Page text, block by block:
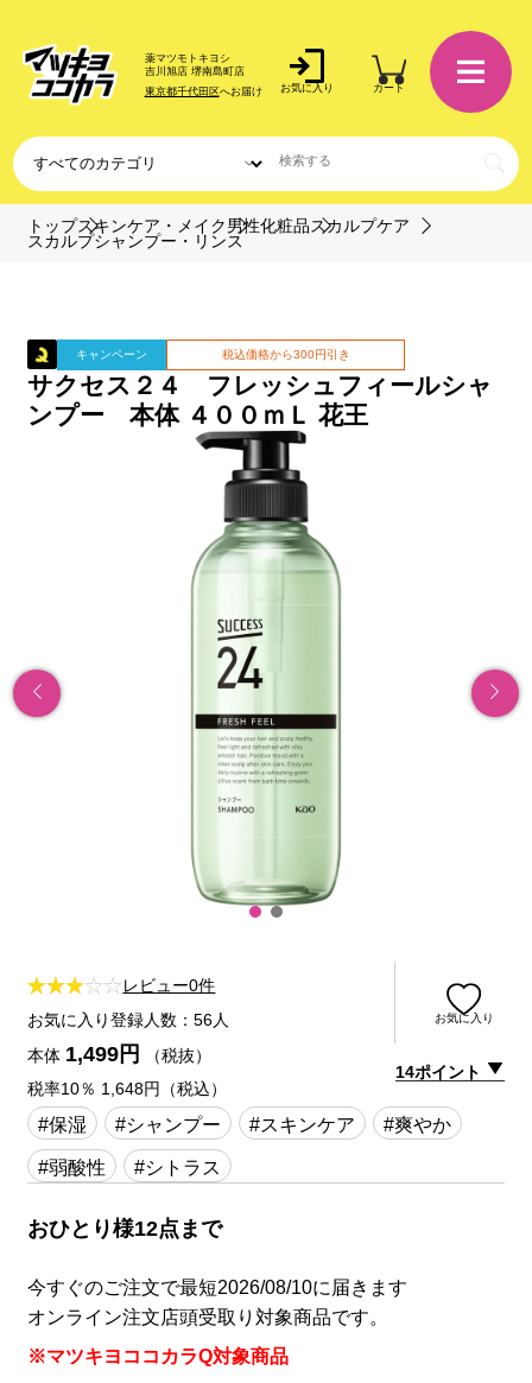
薬マツモトキヨシ
吉川旭店 堺南島町店
東京都千代田区へお届け お気に入り カート
トップスキンケア・メイク 男性化粧品 スカルプケア
スカルプシャンプー・リンス
キャンペーン 税込価格から300円引き
サクセス２４ フレッシュフィールシャ
ンプー 本体 ４００ｍＬ 花王
レビュー0件
お気に入り登録人数：56人
お気に入り
本体 1,499円
（税抜）
税率10％ 1,648円（税込）
14ポイント
#保湿 #シャンプー #スキンケア
#爽やか
#弱酸性
#シトラス
おひとり様12点まで
今すぐのご注文で最短2026/08/10に届きます
オンライン注文店頭受取り対象商品です。
※マツキヨココカラQ対象商品